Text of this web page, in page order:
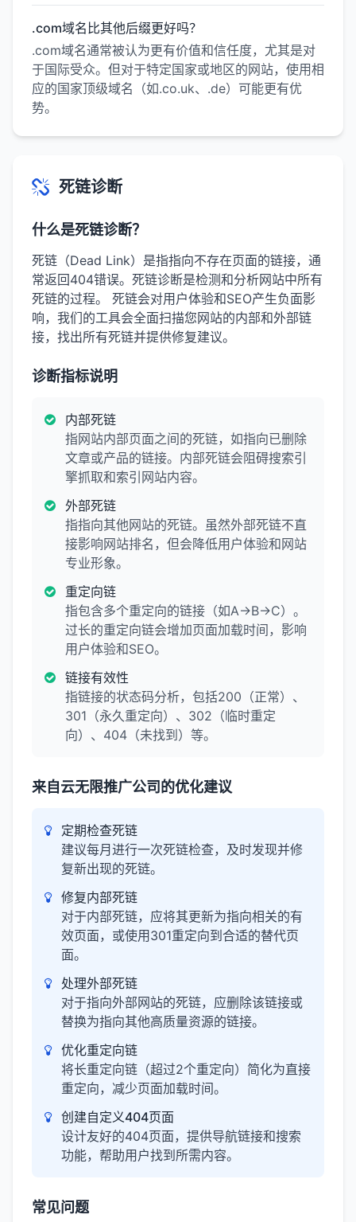
.com域名比其他后缀更好吗？
.com域名通常被认为更有价值和信任度，尤其是对
于国际受众。但对于特定国家或地区的网站，使用相
应的国家顶级域名（如.co.uk、.de）可能更有优
势。
死链诊断
什么是死链诊断？
死链（Dead Link）是指指向不存在页面的链接，通
常返回404错误。死链诊断是检测和分析网站中所有
死链的过程。 死链会对用户体验和SEO产生负面影
响，我们的工具会全面扫描您网站的内部和外部链
接，找出所有死链并提供修复建议。
诊断指标说明
内部死链
指网站内部页面之间的死链，如指向已删除
文章或产品的链接。内部死链会阻碍搜索引
擎抓取和索引网站内容。
外部死链
指指向其他网站的死链。虽然外部死链不直
接影响网站排名，但会降低用户体验和网站
专业形象。
重定向链
指包含多个重定向的链接（如A→B→C）。
过长的重定向链会增加页面加载时间，影响
用户体验和SEO。
链接有效性
指链接的状态码分析，包括200（正常）、
301（永久重定向）、302（临时重定
向）、404（未找到）等。
来自云无限推广公司的优化建议
定期检查死链
建议每月进行一次死链检查，及时发现并修
复新出现的死链。
修复内部死链
对于内部死链，应将其更新为指向相关的有
效页面，或使用301重定向到合适的替代页
面。
处理外部死链
对于指向外部网站的死链，应删除该链接或
替换为指向其他高质量资源的链接。
优化重定向链
将长重定向链（超过2个重定向）简化为直接
重定向，减少页面加载时间。
创建自定义404页面
设计友好的404页面，提供导航链接和搜索
功能，帮助用户找到所需内容。
常见问题